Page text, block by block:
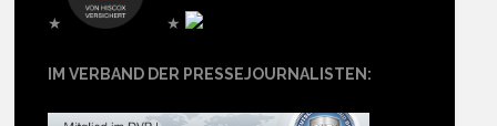
★ ★
IM VERBAND DER PRESSEJOURNALISTEN: